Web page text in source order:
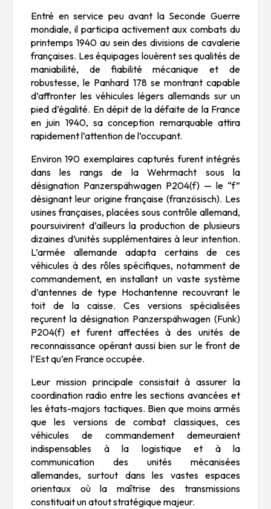
Entré en service peu avant la Seconde Guerre
mondiale, il participa activement aux combats du
printemps 1940 au sein des divisions de cavalerie
françaises. Les équipages louèrent ses qualités de
maniabilité, de fiabilité mécanique et de
robustesse, le Panhard 178 se montrant capable
d’affronter les véhicules légers allemands sur un
pied d’égalité. En dépit de la défaite de la France
en juin 1940, sa conception remarquable attira
rapidement l’attention de l’occupant.
Environ 190 exemplaires capturés furent intégrés
dans les rangs de la Wehrmacht sous la
désignation Panzerspähwagen P204(f) — le “f”
désignant leur origine française (französisch). Les
usines françaises, placées sous contrôle allemand,
poursuivirent d’ailleurs la production de plusieurs
dizaines d’unités supplémentaires à leur intention.
L’armée allemande adapta certains de ces
véhicules à des rôles spécifiques, notamment de
commandement, en installant un vaste système
d’antennes de type Hochantenne recouvrant le
toit de la caisse. Ces versions spécialisées
reçurent la désignation Panzerspähwagen (Funk)
P204(f) et furent affectées à des unités de
reconnaissance opérant aussi bien sur le front de
l’Est qu’en France occupée.
Leur mission principale consistait à assurer la
coordination radio entre les sections avancées et
les états-majors tactiques. Bien que moins armés
que les versions de combat classiques, ces
véhicules de commandement demeuraient
indispensables à la logistique et à la
communication des unités mécanisées
allemandes, surtout dans les vastes espaces
orientaux où la maîtrise des transmissions
constituait un atout stratégique majeur.